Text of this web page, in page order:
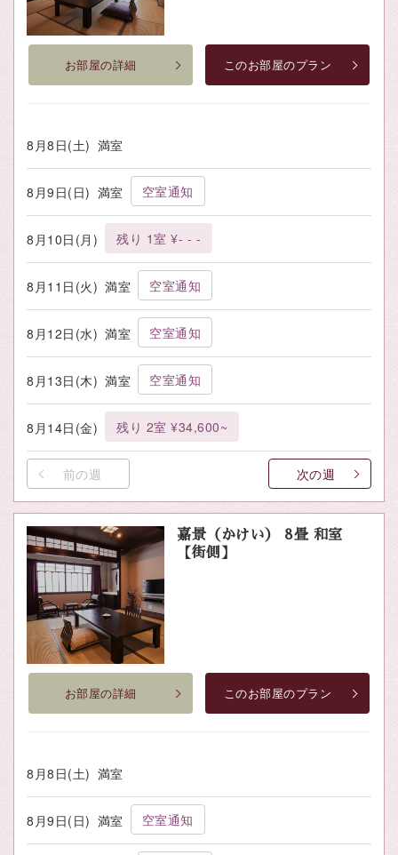
お部屋の詳細 このお部屋のプラン
8月8日(土) 満室
8月9日(日) 満室 空室通知
8月10日(月) 残り 1室 ¥- - -
8月11日(火) 満室 空室通知
8月12日(水) 満室 空室通知
8月13日(木) 満室 空室通知
8月14日(金) 残り 2室 ¥34,600~
前の週 次の週
嘉景（かけい） 8畳 和室
【街側】
お部屋の詳細 このお部屋のプラン
8月8日(土) 満室
8月9日(日) 満室 空室通知